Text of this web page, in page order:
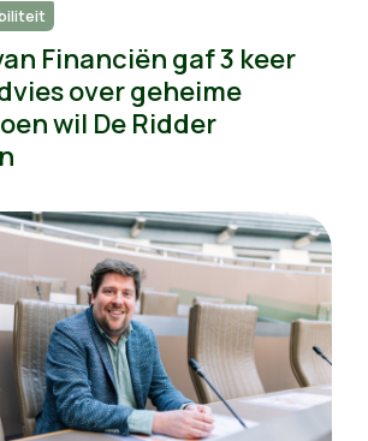
Financiën gaf 3 keer
over geheime
wil De Ridder